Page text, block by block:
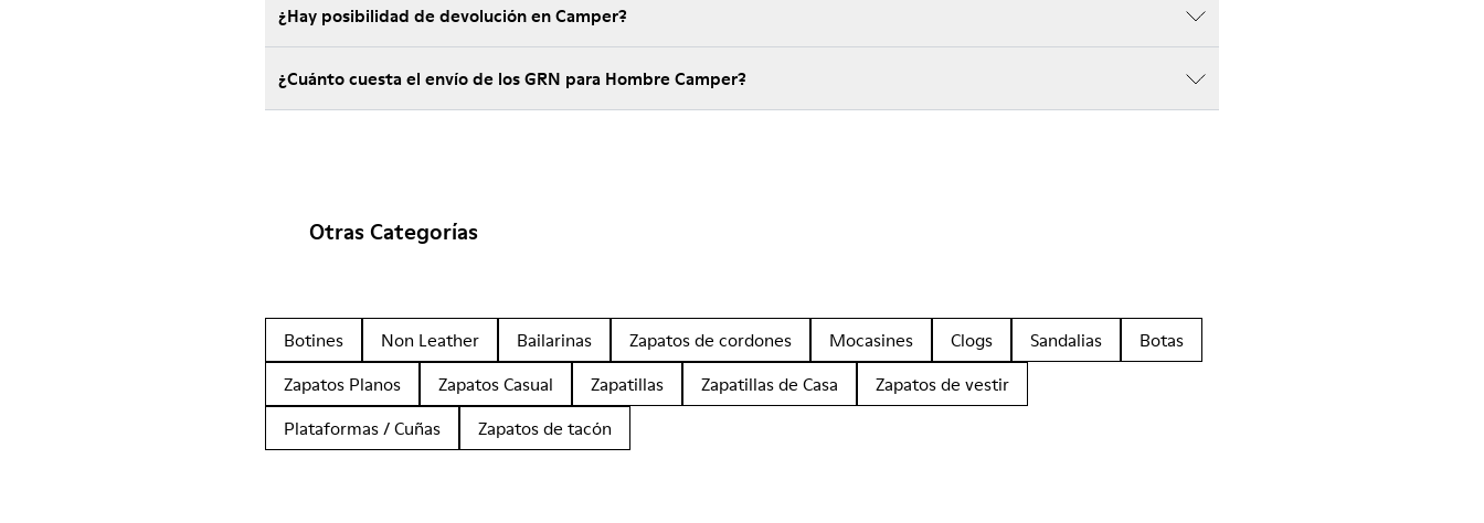
¿Hay posibilidad de devolución en Camper?
¿Cuánto cuesta el envío de los GRN para Hombre Camper?
Otras Categorías
Botines Non Leather Bailarinas Zapatos de cordones Mocasines Clogs Sandalias
Botas
Zapatos Planos
Zapatos Casual Zapatillas Zapatillas de Casa
Zapatos de vestir
Plataformas / Cuñas
Zapatos de tacón